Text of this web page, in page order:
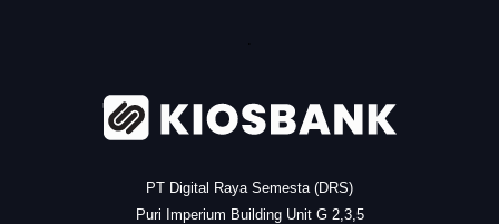
PT Digital Raya Semesta (DRS)
Puri Imperium Building Unit G 2,3,5